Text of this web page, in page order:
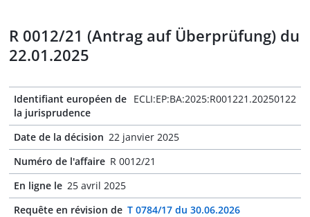
R 0012/21 (Antrag auf Überprüfung) du
22.01.2025
Identifiant européen de
la jurisprudence
ECLI:EP:BA:2025:R001221.20250122
Date de la décision 22 janvier 2025
Numéro de l'affaire R 0012/21
En ligne le 25 avril 2025
Requête en révision de T 0784/17 du 30.06.2026